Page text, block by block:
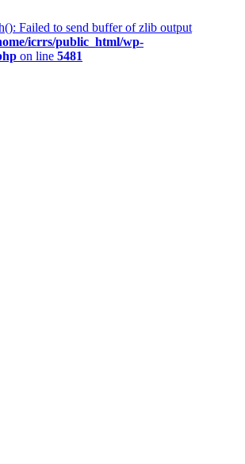
Failed to send buffer of zlib output
icrrs/public_html/wp-
on line 5481